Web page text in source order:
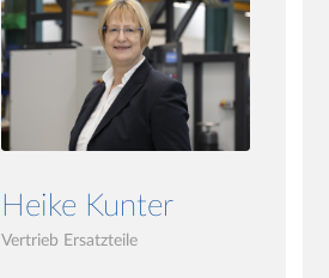
Heike Kunter
Vertrieb Ersatzteile